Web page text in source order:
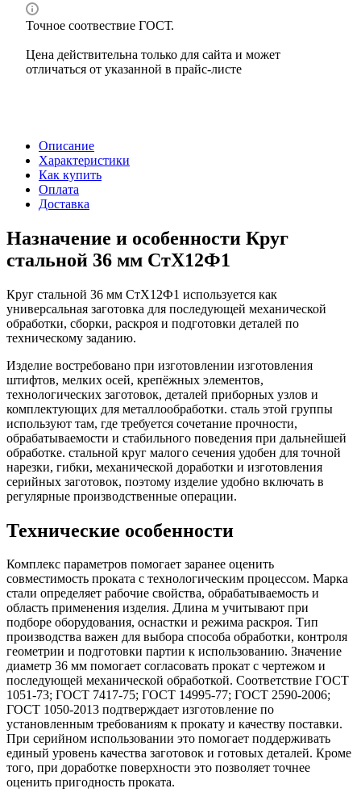
Точное соотвествие ГОСТ.
Цена действительна только для сайта и может
отличаться от указанной в прайс-листе
Описание
Характеристики
Как купить
Оплата
Доставка
Назначение и особенности Круг
стальной 36 мм СтХ12Ф1
Круг стальной 36 мм СтХ12Ф1 используется как
универсальная заготовка для последующей механической
обработки, сборки, раскроя и подготовки деталей по
техническому заданию.
Изделие востребовано при изготовлении изготовления
штифтов, мелких осей, крепёжных элементов,
технологических заготовок, деталей приборных узлов и
комплектующих для металлообработки. сталь этой группы
используют там, где требуется сочетание прочности,
обрабатываемости и стабильного поведения при дальнейшей
обработке. стальной круг малого сечения удобен для точной
нарезки, гибки, механической доработки и изготовления
серийных заготовок, поэтому изделие удобно включать в
регулярные производственные операции.
Технические особенности
Комплекс параметров помогает заранее оценить
совместимость проката с технологическим процессом. Марка
стали определяет рабочие свойства, обрабатываемость и
область применения изделия. Длина м учитывают при
подборе оборудования, оснастки и режима раскроя. Тип
производства важен для выбора способа обработки, контроля
геометрии и подготовки партии к использованию. Значение
диаметр 36 мм помогает согласовать прокат с чертежом и
последующей механической обработкой. Соответствие ГОСТ
1051-73; ГОСТ 7417-75; ГОСТ 14995-77; ГОСТ 2590-2006;
ГОСТ 1050-2013 подтверждает изготовление по
установленным требованиям к прокату и качеству поставки.
При серийном использовании это помогает поддерживать
единый уровень качества заготовок и готовых деталей. Кроме
того, при доработке поверхности это позволяет точнее
оценить пригодность проката.